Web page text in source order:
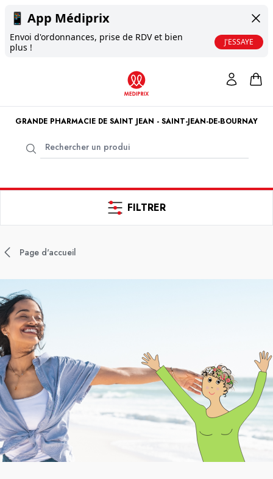
📱 App Médiprix
Envoi d'ordonnances, prise de RDV et bien
plus !
J'ESSAYE
GRANDE PHARMACIE DE SAINT JEAN - SAINT-JEAN-DE-BOURNAY
FILTRER
Page d'accueil